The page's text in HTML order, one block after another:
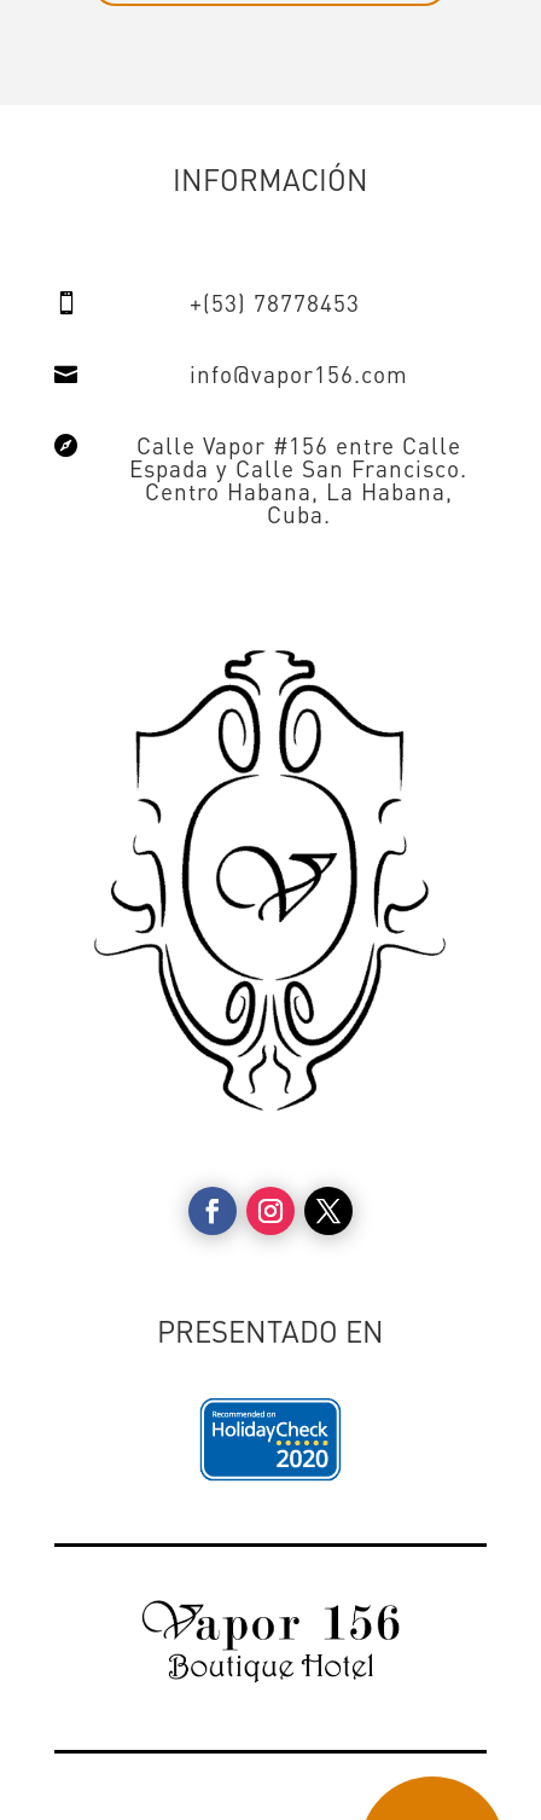
INFORMACIÓN
 +(53) 78778453
 info@vapor156.com

Calle Vapor #156 entre Calle
Espada y Calle San Francisco.
Centro Habana, La Habana,
Cuba.
PRESENTADO EN